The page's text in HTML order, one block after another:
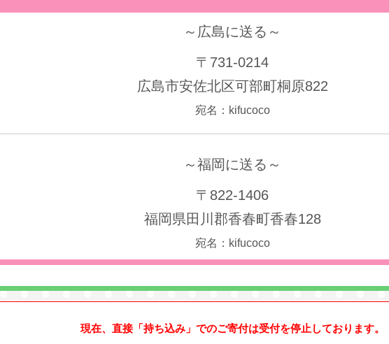
～広島に送る～
〒731-0214
広島市安佐北区可部町桐原822
宛名：kifucoco
～福岡に送る～
〒822-1406
福岡県田川郡香春町香春128
宛名：kifucoco
現在、直接「持ち込み」でのご寄付は受付を停止しております。